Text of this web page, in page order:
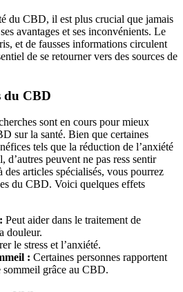
du CBD, il est plus crucial que jamais
avantages et ses inconvénients. Le
et de fausses informations circulent
de se retourner vers des sources de
du CBD
sont en cours pour mieux
sur la santé. Bien que certaines
tels que la réduction de l’anxiété
d’autres peuvent ne pas ress sentir
articles spécialisés, vous pourrez
du CBD. Voici quelques effets
Peut aider dans le traitement de
douleur.
le stress et l’anxiété.
: Certaines personnes rapportent
sommeil grâce au CBD.